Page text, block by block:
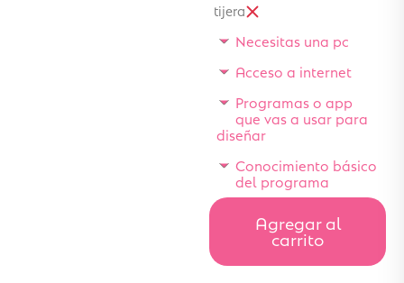
tijera
Necesitas una pc
Acceso a internet
Programas o app
que vas a usar para
diseñar
Conocimiento básico
del programa
Agregar al
carrito